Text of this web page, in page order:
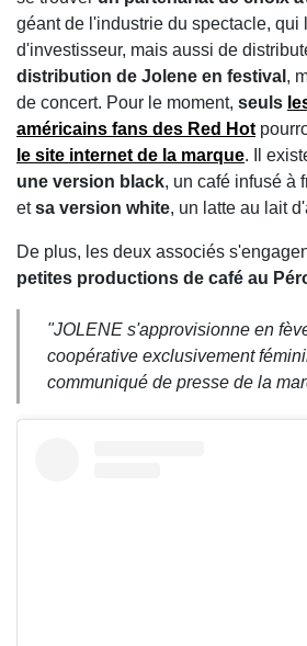
géant de l'industrie du spectacle, qui
d'investisseur, mais aussi de
distribution de Jolene en festival ,
de concert. Pour le moment, seuls
américains fans des Red Hot
le site internet de la marque. Il
une version black, un café infusé à
etsa version white, un latte au lait
De plus, les deux associés
petites productions de café au
"JOLENE s'approvisionne en
coopérative exclusivement
communiqué de presse de la